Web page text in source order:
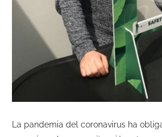
La pandemia del coronavirus ha